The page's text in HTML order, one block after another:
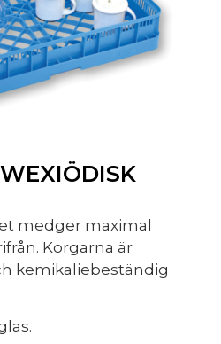
medger maximal
Korgarna är
kemikaliebeständig